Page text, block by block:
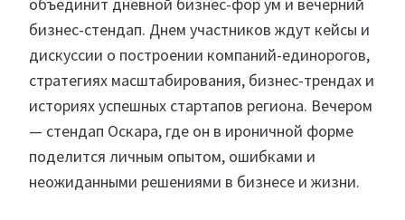
бизнес-стендап. Днем участников ждут кейсы и
дискуссии о построении компаний-единорогов,
стратегиях масштабирования, бизнес-трендах и
историях успешных стартапов региона. Вечером
— стендап Оскара, где он в ироничной форме
поделится личным опытом, ошибками и
неожиданными решениями в бизнесе и жизни.